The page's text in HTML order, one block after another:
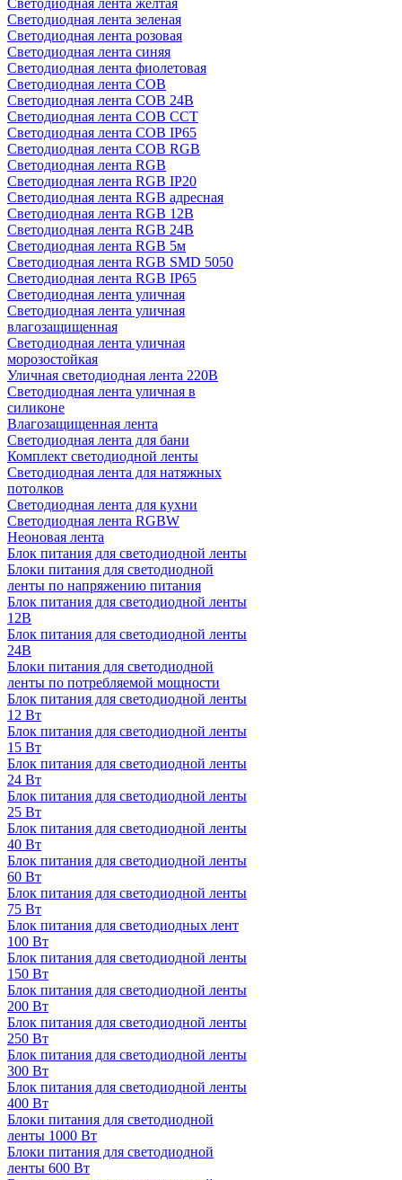
Светодиодная лента желтая
Светодиодная лента зеленая
Светодиодная лента розовая
Светодиодная лента синяя
Светодиодная лента фиолетовая
Светодиодная лента COB
Светодиодная лента COB 24В
Светодиодная лента COB CCT
Светодиодная лента COB IP65
Светодиодная лента COB RGB
Светодиодная лента RGB
Светодиодная лента RGB IP20
Светодиодная лента RGB адресная
Светодиодная лента RGB 12В
Светодиодная лента RGB 24В
Светодиодная лента RGB 5м
Светодиодная лента RGB SMD 5050
Светодиодная лента RGB IP65
Светодиодная лента уличная
Светодиодная лента уличная
влагозащищенная
Светодиодная лента уличная
морозостойкая
Уличная светодиодная лента 220В
Светодиодная лента уличная в
силиконе
Влагозащищенная лента
Светодиодная лента для бани
Комплект светодиодной ленты
Светодиодная лента для натяжных
потолков
Светодиодная лента для кухни
Светодиодная лента RGBW
Неоновая лента
Блок питания для светодиодной ленты
Блоки питания для светодиодной
ленты по напряжению питания
Блок питания для светодиодной ленты
12В
Блок питания для светодиодной ленты
24В
Блоки питания для светодиодной
ленты по потребляемой мощности
Блок питания для светодиодной ленты
12 Вт
Блок питания для светодиодной ленты
15 Вт
Блок питания для светодиодной ленты
24 Вт
Блок питания для светодиодной ленты
25 Вт
Блок питания для светодиодной ленты
40 Вт
Блок питания для светодиодной ленты
60 Вт
Блок питания для светодиодной ленты
75 Вт
Блок питания для светодиодных лент
100 Вт
Блок питания для светодиодной ленты
150 Вт
Блок питания для светодиодной ленты
200 Вт
Блок питания для светодиодной ленты
250 Вт
Блок питания для светодиодной ленты
300 Вт
Блок питания для светодиодной ленты
400 Вт
Блоки питания для светодиодной
ленты 1000 Вт
Блоки питания для светодиодной
ленты 600 Вт